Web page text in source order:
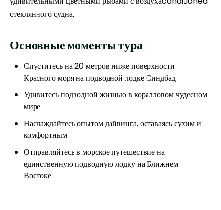
стеклянного судна.
Основные моменты тура
Спуститесь на 20 метров ниже поверхности
Красного моря на подводной лодке Синдбад
Удивитесь подводной жизнью в коралловом чудесном
мире
Наслаждайтесь опытом дайвинга, оставаясь сухим и
комфортным
Отправляйтесь в морское путешествие на
единственную подводную лодку на Ближнем
Востоке